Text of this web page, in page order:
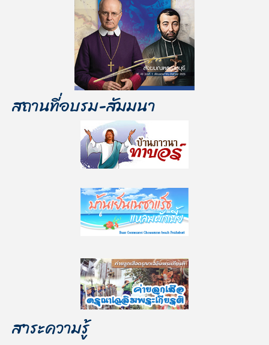
สถานที่อบรม-สัมมนา
สาระความรู้